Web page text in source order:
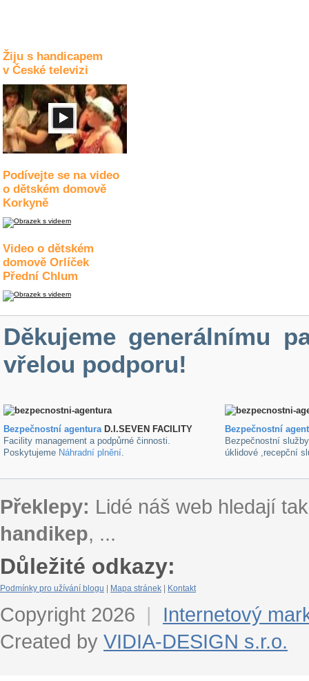
Žiju s handicapem
v České televizi
Podívejte se na video
o dětském domově
Korkyně
Video o dětském
domově Orlíček
Přední Chlum
Děkujeme generálnímu
vřelou podporu!
Bezpečnostní agenturaD.I.SEVEN FACILITY
Facility management a podpůrné činnosti.
Poskytujeme Náhradní plnění.
Bezpečnostní
Bezpečnostní
úklidové ,recepční
Překlepy: Lidé náš web hledají
handikep, ...
Důležité odkazy:
Podmínky pro užívání blogu Mapa stránek Kontakt
Copyright 2026 |
Internetový
Created by VIDIA-DESIGN s.r.o.